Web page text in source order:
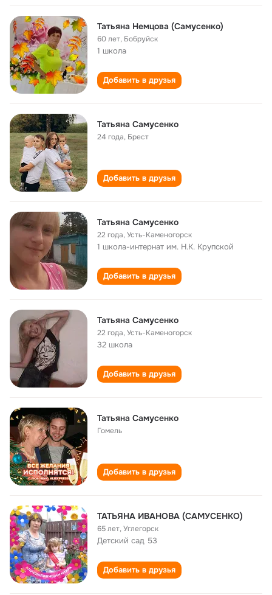
Татьяна Немцова (Самусенко)
60 лет, Бобруйск
1 школа
Добавить в друзья
Татьяна Самусенко
24 года, Брест
Добавить в друзья
Татьяна Самусенко
22 года,Усть-Каменогорск
1 школа-интернат им. Н.К. Крупской
Добавить в друзья
Татьяна Самусенко
22 года,Усть-Каменогорск
32 школа
Добавить в друзья
Татьяна Самусенко
Гомель
Добавить в друзья
ТАТЬЯНА ИВАНОВА (САМУСЕНКО)
65 лет,Углегорск
Детский сад 53
Добавить в друзья